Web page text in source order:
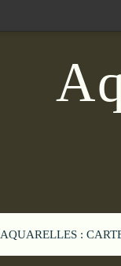
AQUARELLES :